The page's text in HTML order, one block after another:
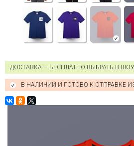
ДОСТАВКА — БЕСПЛАТНО ВЫБРАТЬ В
В НАЛИЧИИ И ГОТОВО К ОТПРАВКЕ